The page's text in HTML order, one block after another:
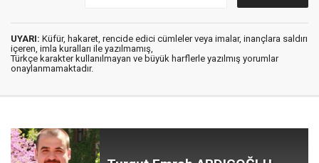
UYARI: Küfür, hakaret, rencide edici cümleler veya imalar, inançlara saldırı
içeren, imla kuralları ile yazılmamış,
Türkçe karakter kullanılmayan ve büyük harflerle yazılmış yorumlar
onaylanmamaktadır.